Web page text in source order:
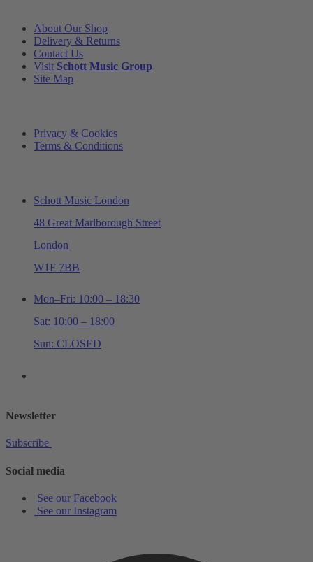
About Our Shop
Delivery & Returns
Contact Us
Visit Schott Music Group
Site Map
Privacy & Cookies
Terms & Conditions
Schott Music London
48 Great Marlborough Street
London
W1F 7BB
Mon–Fri: 10:00 – 18:30
Sat: 10:00 – 18:00
Sun: CLOSED
Newsletter
Subscribe
Social media
See our Facebook
See our Instagram